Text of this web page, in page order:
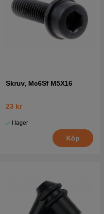
Skruv, Mc6Sf M5X16
23 kr
I lager
Köp